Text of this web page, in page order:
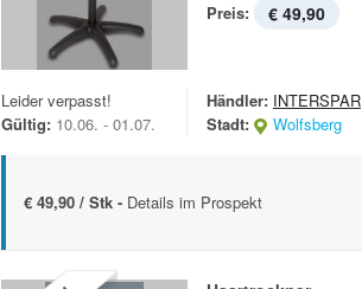
Preis: € 49,90
Leider verpasst!
Gültig: 10.06. - 01.07.
Händler: INTERSPAR
Stadt:
Wolfsberg
€ 49,90 / Stk - Details im Prospekt